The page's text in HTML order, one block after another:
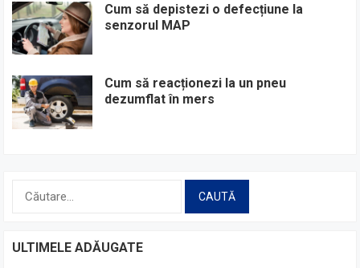
Cum să depistezi o defecțiune la
senzorul MAP
Cum să reacționezi la un pneu
dezumflat în mers
Caută
ULTIMELE ADĂUGATE